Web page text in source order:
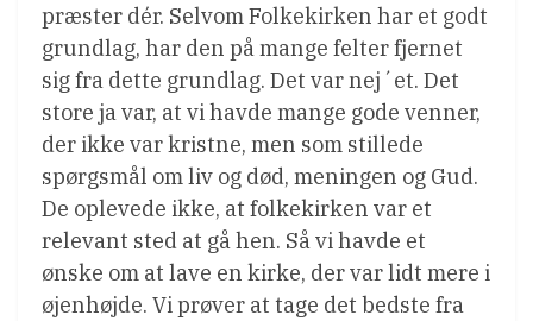
præster dér. Selvom Folkekirken har et godt
grundlag, har den på mange felter fjernet
sig fra dette grundlag. Det var nej´et. Det
store ja var, at vi havde mange gode venner,
der ikke var kristne, men som stillede
spørgsmål om liv og død, meningen og Gud.
De oplevede ikke, at folkekirken var et
relevant sted at gå hen. Så vi havde et
ønske om at lave en kirke, der var lidt mere i
øjenhøjde. Vi prøver at tage det bedste fra